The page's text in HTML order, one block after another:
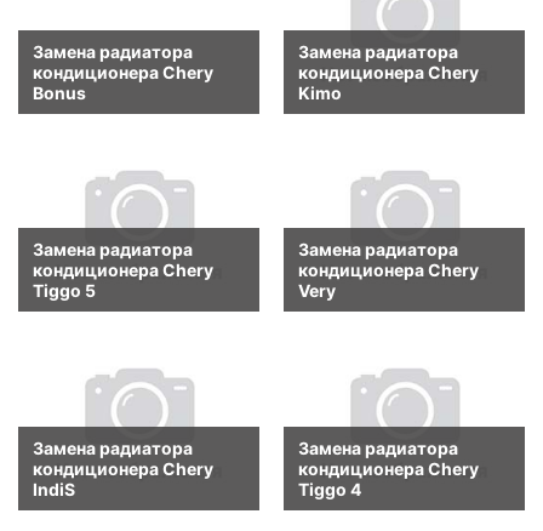
Замена радиатора
кондиционера Chery
Bonus
Замена радиатора
кондиционера Chery
Kimo
Замена радиатора
кондиционера Chery
Tiggo 5
Замена радиатора
кондиционера Chery
Very
Замена радиатора
кондиционера Chery
IndiS
Замена радиатора
кондиционера Chery
Tiggo 4